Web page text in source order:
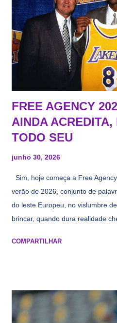
FREE AGENCY
AINDA
TODO SEU
junho 30, 2026
Sim, hoje começa a Free
verão de 2026, conjunto de
do leste Europeu, no vislumbre
brincar, quando dura realidade
cara de decrépito, mas que
vezes a gente esquece mesmo.
Tas no Telecurso 2000 , É
COMPARTILHAR